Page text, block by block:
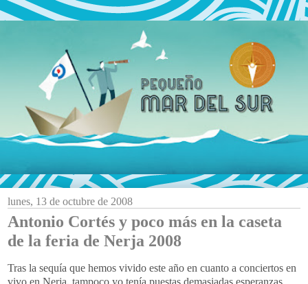
lunes, 13 de octubre de 2008
Antonio Cortés y poco más en la caseta
de la feria de Nerja 2008
Tras la sequía que hemos vivido este año en cuanto a conciertos en
vivo en Nerja, tampoco yo tenía puestas demasiadas esperanzas